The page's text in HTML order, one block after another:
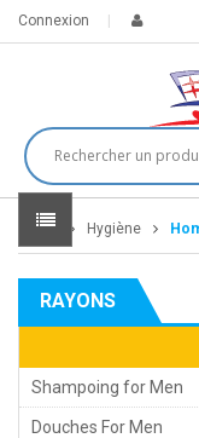
Connexion
Home Hygiène
RAYONS
Shampoing for Men
Douches For Men